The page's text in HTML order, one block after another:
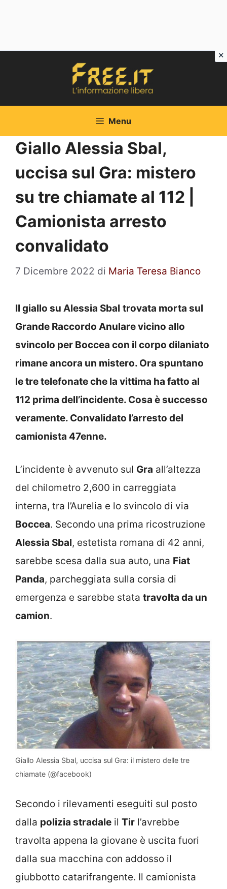
Menu
Giallo Alessia Sbal,
uccisa sul Gra: mistero
su tre chiamate al 112 |
Camionista arresto
convalidato
7 Dicembre 2022 di Maria Teresa Bianco
Il giallo su Alessia Sbal trovata morta sul
Grande Raccordo Anulare vicino allo
svincolo per Boccea con il corpo dilaniato
rimane ancora un mistero. Ora spuntano
le tre telefonate che la vittima ha fatto al
112 prima dell’incidente. Cosa è successo
veramente. Convalidato l’arresto del
camionista 47enne.
L’incidente è avvenuto sul Gra all’altezza
del chilometro 2,600 in carreggiata
interna, tra l’Aurelia e lo svincolo di via
Boccea. Secondo una prima ricostruzione
Alessia Sbal, estetista romana di 42 anni,
sarebbe scesa dalla sua auto, una Fiat
Panda, parcheggiata sulla corsia di
emergenza e sarebbe stata travolta da un
camion.
Giallo Alessia Sbal, uccisa sul Gra: il mistero delle tre
chiamate (@facebook)
Secondo i rilevamenti eseguiti sul posto
dalla polizia stradale il Tir l’avrebbe
travolta appena la giovane è uscita fuori
dalla sua macchina con addosso il
giubbotto catarifrangente. Il camionista